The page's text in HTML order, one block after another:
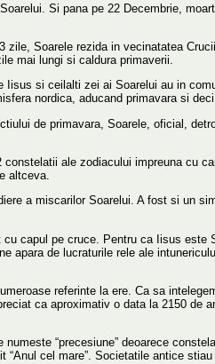
Si pana pe 22 Decembrie,
Soarele rezida in vecinatatea
mai lungi si caldura primaverii.
Iisus si ceilalti zei ai Soarelui au in
nordica, aducand primavara si
de primavara, Soarele, oficial,
ale zodiacului impreuna cu
altceva.
a miscarilor Soarelui. A fost si un
capul pe cruce. Pentru ca Iisus este
apara de lucraturile rele ale
referinte la ere. Ca sa
ca aproximativ o data la 2150 de
“precesiune” deoarece
cel mare”. Societatile antice